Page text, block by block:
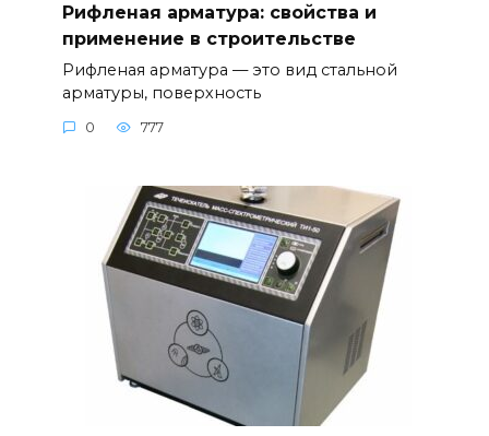
Рифленая арматура: свойства и
применение в строительстве
Рифленая арматура — это вид стальной
арматуры, поверхность
0 777